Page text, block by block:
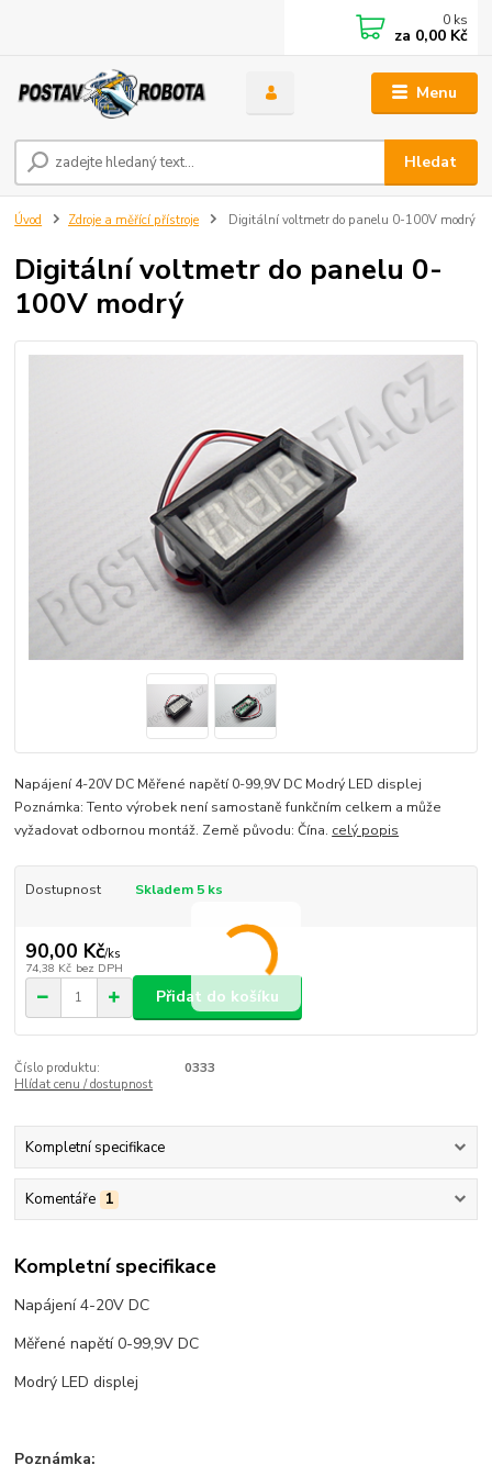
Menu
Hledat
0 ks
za 0,00 Kč
Úvod Zdroje a měřící přístroje Digitální voltmetr do panelu 0-100V modrý
Digitální voltmetr do panelu 0-
100V modrý
Napájení 4-20V DC Měřené napětí 0-99,9V DC Modrý LED displej
Poznámka: Tento výrobek není samostaně funkčním celkem a může
vyžadovat odbornou montáž. Země původu: Čína. celý popis
Dostupnost Skladem 5 ks
90,00 Kč/ks
74,38 Kč bez DPH
Přidat do košíku
Číslo produktu:
0333
Hlídat cenu / dostupnost
Kompletní specifikace
Komentáře 1
Kompletní specifikace
Napájení 4-20V DC
Měřené napětí 0-99,9V DC
Modrý LED displej
Poznámka: